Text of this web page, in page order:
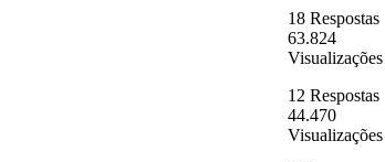
18 Respostas
63.824
Visualizações
12 Respostas
44.470
Visualizações